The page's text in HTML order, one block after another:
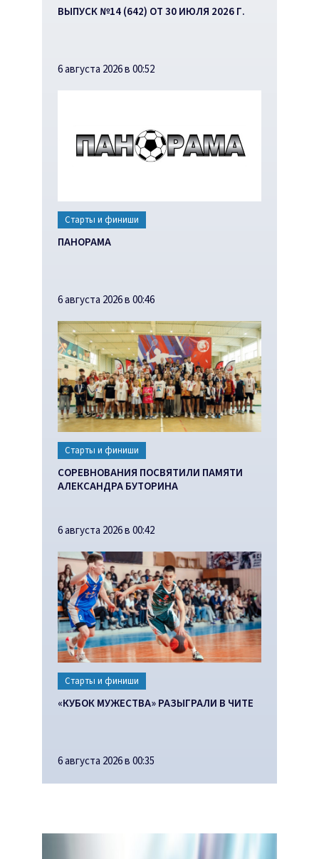
ВЫПУСК №14 (642) ОТ 30 ИЮЛЯ 2026 Г.
6 августа 2026 в 00:52
Старты и финиши
ПАНОРАМА
6 августа 2026 в 00:46
Старты и финиши
СОРЕВНОВАНИЯ ПОСВЯТИЛИ ПАМЯТИ
АЛЕКСАНДРА БУТОРИНА
6 августа 2026 в 00:42
Старты и финиши
«КУБОК МУЖЕСТВА» РАЗЫГРАЛИ В ЧИТЕ
6 августа 2026 в 00:35